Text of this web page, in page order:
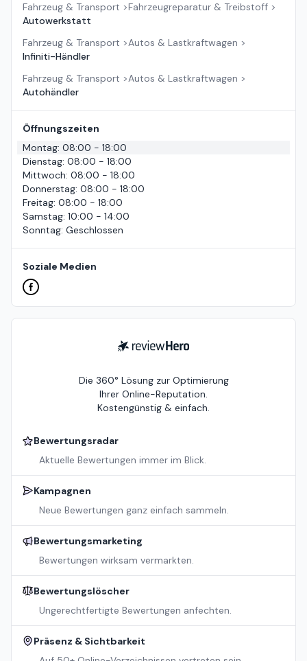
Fahrzeug & Transport >Fahrzeugreparatur & Treibstoff >
Autowerkstatt
Fahrzeug & Transport >Autos & Lastkraftwagen >
Infiniti-Händler
Fahrzeug & Transport >Autos & Lastkraftwagen >
Autohändler
Öffnungszeiten
Montag: 08:00 - 18:00
Dienstag: 08:00 - 18:00
Mittwoch: 08:00 - 18:00
Donnerstag: 08:00 - 18:00
Freitag: 08:00 - 18:00
Samstag: 10:00 - 14:00
Sonntag: Geschlossen
Soziale Medien
ReviewHero
Die 360° Lösung zur Optimierung
Ihrer Online-Reputation.
Kostengünstig & einfach.
Bewertungsradar
Aktuelle Bewertungen immer im Blick.
Kampagnen
Neue Bewertungen ganz einfach sammeln.
Bewertungsmarketing
Bewertungen wirksam vermarkten.
Bewertungslöscher
Ungerechtfertigte Bewertungen anfechten.
Präsenz & Sichtbarkeit